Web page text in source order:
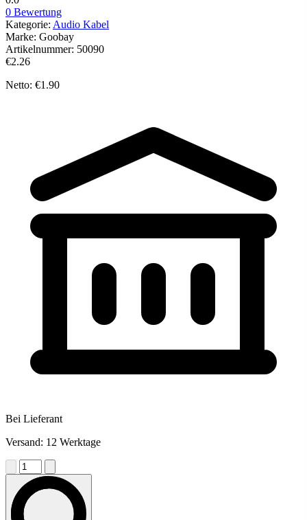
0 Bewertung
Kategorie: Audio Kabel
Marke: Goobay
Artikelnummer: 50090
€2.26
Netto: €1.90
Bei Lieferant
Versand: 12 Werktage